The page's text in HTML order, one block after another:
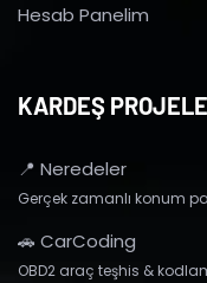
Hesab Panelim
KARDEŞ
📍 Neredeler
Gerçek zamanlı konum
🚗 CarCoding
OBD2 araç teşhis &